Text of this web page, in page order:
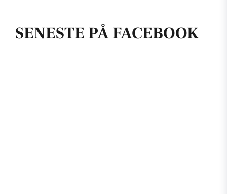
SENESTE PÅ FACEBOOK